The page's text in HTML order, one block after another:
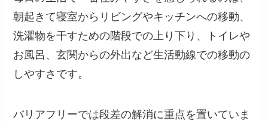
朝起きて寝室からリビングやキッチンへの移動、
洗濯物を干すための階段での上り下り、トイレや
お風呂、玄関からの外出など生活動線での移動の
しやすさです。
バリアフリーでは段差の解消に重点を置いていま